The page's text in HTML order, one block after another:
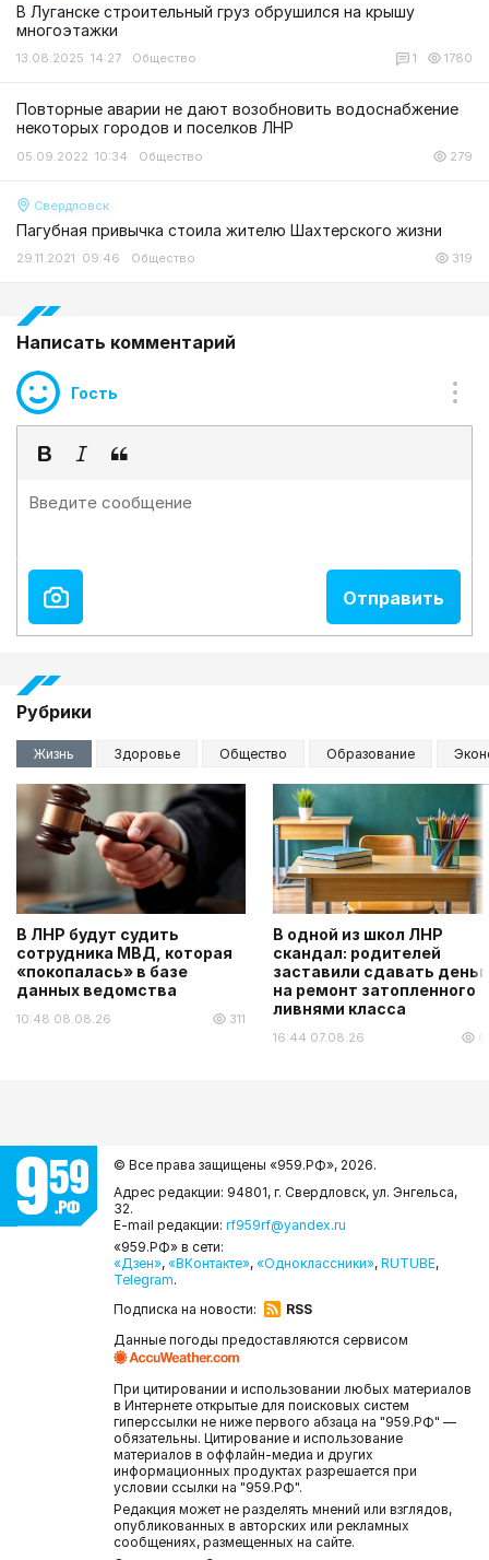
В Луганске строительный груз обрушился на крышу
многоэтажки
13.08.2025 14:27 Общество 1 1780
Повторные аварии не дают возобновить водоснабжение
некоторых городов и поселков ЛНР
05.09.2022 10:34 Общество 279
Свердловск
Пагубная привычка стоила жителю Шахтерского жизни
29.11.2021 09:46 Общество 319
Написать комментарий
Гость
Рубрики
Жизнь Здоровье Общество Образование
В ЛНР будут судить
сотрудника МВД, которая
«покопалась» в базе
данных ведомства
10:48 08.08.26 311
В одной из школ ЛНР
скандал: родителей
заставили сдавать
на ремонт затопленного
ливнями класса
16:44 07.08.26
© Все права защищены «959.РФ», 2026.
Адрес редакции: 94801, г. Свердловск, ул. Энгельса,
32.
E-mail редакции: rf959rf@yandex.ru
«959.РФ» в сети:
«Дзен», «ВКонтакте», «Одноклассники», RUTUBE,
Telegram.
Подписка на новости:
RSS
Данные погоды предоставляются сервисом
При цитировании и использовании любых материалов
в Интернете открытые для поисковых систем
гиперссылки не ниже первого абзаца на "959.РФ" —
обязательны. Цитирование и использование
материалов в оффлайн-медиа и других
информационных продуктах разрешается при
условии ссылки на "959.РФ".
Редакция может не разделять мнений или взглядов,
опубликованных в авторских или рекламных
сообщениях, размещенных на сайте.